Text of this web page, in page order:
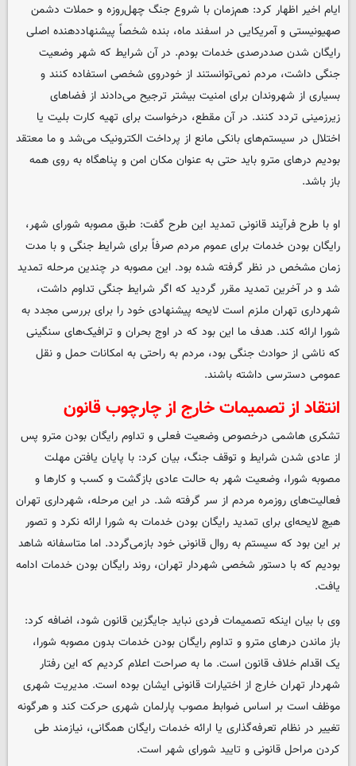
ایام اخیر اظهار کرد: هم‌زمان با شروع جنگ چهل‌روزه و حملات دشمن
صهیونیستی و آمریکایی در اسفند ماه، بنده شخصاً پیشنهاددهنده اصلی
رایگان شدن صددرصدی خدمات بودم. در آن شرایط که شهر وضعیت
جنگی داشت، مردم نمی‌توانستند از خودروی شخصی استفاده کنند و
بسیاری از شهروندان برای امنیت بیشتر ترجیح می‌دادند از فضاهای
زیرزمینی تردد کنند. در آن مقطع، درخواست برای تهیه کارت بلیت یا
اختلال در سیستم‌های بانکی مانع از پرداخت الکترونیک می‌شد و ما معتقد
بودیم درهای مترو باید حتی به عنوان مکان امن و پناهگاه به روی همه
باز باشد.
او با طرح فرآیند قانونی تمدید این طرح گفت: طبق مصوبه شورای شهر،
رایگان بودن خدمات برای عموم مردم صرفاً برای شرایط جنگی و با مدت
زمان مشخص در نظر گرفته شده بود. این مصوبه در چندین مرحله تمدید
شد و در آخرین تمدید مقرر گردید که اگر شرایط جنگی تداوم داشت،
شهرداری تهران ملزم است لایحه پیشنهادی خود را برای بررسی مجدد به
شورا ارائه کند. هدف ما این بود که در اوج بحران و ترافیک‌های سنگینی
که ناشی از حوادث جنگی بود، مردم به راحتی به امکانات حمل و نقل
عمومی دسترسی داشته باشند.
انتقاد از تصمیمات خارج از چارچوب قانون
تشکری هاشمی درخصوص وضعیت فعلی و تداوم رایگان بودن مترو پس
از عادی شدن شرایط و توقف جنگ، بیان کرد: با پایان یافتن مهلت
مصوبه شورا، وضعیت شهر به حالت عادی بازگشت و کسب و کارها و
فعالیت‌های روزمره مردم از سر گرفته شد. در این مرحله، شهرداری تهران
هیچ لایحه‌ای برای تمدید رایگان بودن خدمات به شورا ارائه نکرد و تصور
بر این بود که سیستم به روال قانونی خود بازمی‌گردد. اما متاسفانه شاهد
بودیم که با دستور شخصی شهردار تهران، روند رایگان بودن خدمات ادامه
یافت.
وی با بیان اینکه تصمیمات فردی نباید جایگزین قانون شود، اضافه کرد:
باز ماندن درهای مترو و تداوم رایگان بودن خدمات بدون مصوبه شورا،
یک اقدام خلاف قانون است. ما به صراحت اعلام کردیم که این رفتار
شهردار تهران خارج از اختیارات قانونی ایشان بوده است. مدیریت شهری
موظف است بر اساس ضوابط مصوب پارلمان شهری حرکت کند و هرگونه
تغییر در نظام تعرفه‌گذاری یا ارائه خدمات رایگان همگانی، نیازمند طی
کردن مراحل قانونی و تایید شورای شهر است.